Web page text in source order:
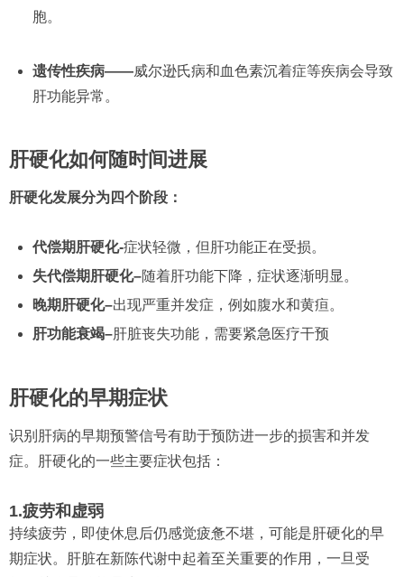
胞。
遗传性疾病——威尔逊氏病和血色素沉着症等疾病会导致
肝功能异常。
肝硬化如何随时间进展
肝硬化发展分为四个阶段：
代偿期肝硬化-症状轻微，但肝功能正在受损。
失代偿期肝硬化–随着肝功能下降，症状逐渐明显。
晚期肝硬化–出现严重并发症，例如腹水和黄疸。
肝功能衰竭–肝脏丧失功能，需要紧急医疗干预
肝硬化的早期症状
识别肝病的早期预警信号有助于预防进一步的损害和并发
症。肝硬化的一些主要症状包括：
1.疲劳和虚弱
持续疲劳，即使休息后仍感觉疲惫不堪，可能是肝硬化的早
期症状。肝脏在新陈代谢中起着至关重要的作用，一旦受